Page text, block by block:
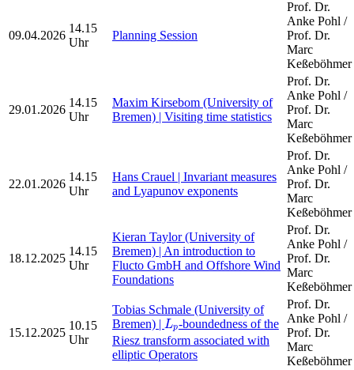
09.04.2026
14.15
Uhr
Planning Session
Prof. Dr.
Anke Pohl /
Prof. Dr.
Marc
Keßeböhmer
29.01.2026
14.15
Uhr
Maxim Kirsebom (University of
Bremen) | Visiting time statistics
Prof. Dr.
Anke Pohl /
Prof. Dr.
Marc
Keßeböhmer
22.01.2026
14.15
Uhr
Hans Crauel | Invariant measures
and Lyapunov exponents
Prof. Dr.
Anke Pohl /
Prof. Dr.
Marc
Keßeböhmer
18.12.2025
14.15
Uhr
Kieran Taylor (University of
Bremen) | An introduction to
Flucto GmbH and Offshore Wind
Foundations
Prof. Dr.
Anke Pohl /
Prof. Dr.
Marc
Keßeböhmer
15.12.2025
10.15
Uhr
Tobias Schmale (University of
Bremen) | Lp
Lp-boundedness of the
Riesz transform associated with
elliptic Operators
Prof. Dr.
Anke Pohl /
Prof. Dr.
Marc
Keßeböhmer